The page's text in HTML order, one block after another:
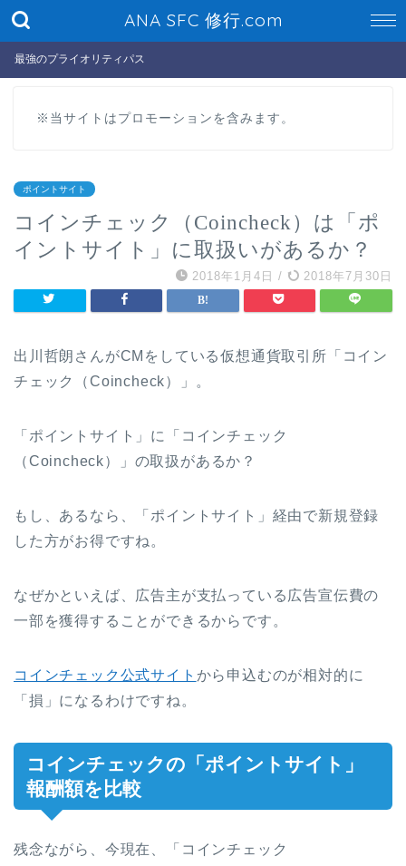
ANA SFC 修行.com
最強のプライオリティパス
※当サイトはプロモーションを含みます。
ポイントサイト
コインチェック（Coincheck）は「ポ
イントサイト」に取扱いがあるか？
2018年1月4日 / 2018年7月30日
出川哲朗さんがCMをしている仮想通貨取引所「コイン
チェック（Coincheck）」。
「ポイントサイト」に「コインチェック
（Coincheck）」の取扱があるか？
もし、あるなら、「ポイントサイト」経由で新規登録
した方がお得ですね。
なぜかといえば、広告主が支払っている広告宣伝費の
一部を獲得することができるからです。
コインチェック公式サイト から申込むのが相対的に
「損」になるわけですね。
コインチェックの「ポイントサイト」
報酬額を比較
残念ながら、今現在、「コインチェック